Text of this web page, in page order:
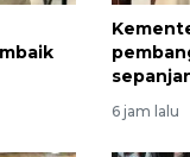
6 jam lalu